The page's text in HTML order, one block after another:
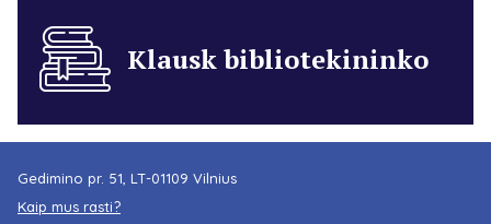
Klausk bibliotekininko
Gedimino pr. 51, LT-01109 Vilnius
Kaip mus rasti?